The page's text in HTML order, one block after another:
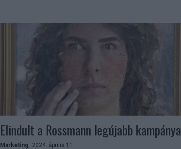
Elindult a Rossmann legújabb kampánya
Marketing 2024. április 11.